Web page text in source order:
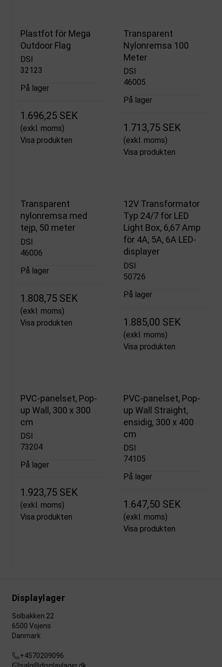
Plastfot för Mega
Outdoor Flag
DSI
32123
På lager
1.696,25 SEK
(exkl. moms)
Visa produkten
Transparent
Nylonremsa 100
Meter
DSI
46005
På lager
1.713,75 SEK
(exkl. moms)
Visa produkten
Transparent
nylonremsa med
tejp, 50 meter
DSI
46006
På lager
1.808,75 SEK
(exkl. moms)
Visa produkten
12V Transformator
Typ 24/7 för LED
Light Box, 6,67 Amp
för 4A, 5A, 6A LED-
displayer
DSI
50726
På lager
1.885,00 SEK
(exkl. moms)
Visa produkten
PVC-panelset, Pop-
up Wall, 300 x 300
cm
DSI
73204
På lager
1.923,75 SEK
(exkl. moms)
Visa produkten
PVC-panelset, Pop-
up Wall Straight,
ensidig, 300 x 400
cm
DSI
74105
På lager
1.647,50 SEK
(exkl. moms)
Visa produkten
Displaylager
Solbakken 22
6500 Vojens
Danmark
+4570209096